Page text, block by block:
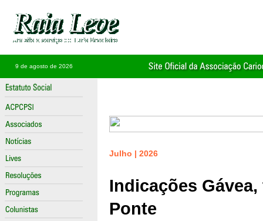
9 de agosto de 2026
Julho | 2026
Indicações
Ponte